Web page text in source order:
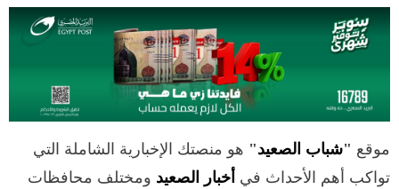
موقع "شباب الصعيد" هو منصتك الإخبارية الشاملة التي
تواكب أهم الأحداث في أخبار الصعيد ومختلف محافظات